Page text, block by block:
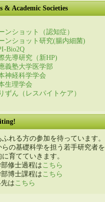
& Academic Societies
ンショット（認知症）
ンショット研究(腸内細菌)
Bio2Q
先導研究（新HP)
義塾大学医学部
神経科学学会
生理学会
ずん（レスパイトケア）
れる方の参加を待っています。
らの基礎科学を担う若手研究者を
育てていきます。
修士過程は こちら
博士課程は こちら
は こちら